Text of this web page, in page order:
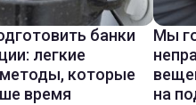
банки
легкие
которые
время
Мы
на